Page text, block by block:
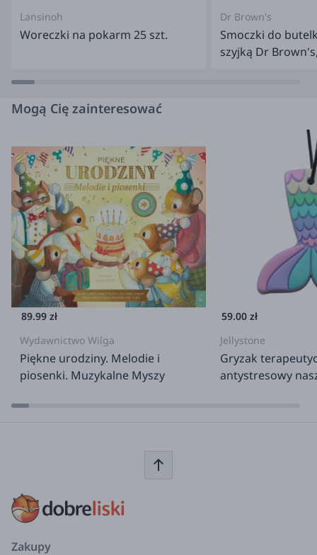
najbardziej innowacyjnych i najskuteczniej ułatwiających
życie rozwiązań. Najmocniejszą stroną firmy są jej twórcy
– eksperci w swoich dziedzinach: projektanci,
na potrzeby rodziców, którzy oczekują produktów wysokiej
Mamy na całym świecie uwielbiają Beaba właśnie za to,
stonowane kolory.
Informacje o producencie/importerze:
Producent: Beaba France "21 Rue du Moulin 01100 Bellignat -
France"contact@beaba.comImporter: Solution Baby Care Sp.
z o.o. ul. Przyczółkowa 141a, 02-962 Warszawa
biuro@solution-bc.pl
Lansinoh
Woreczki na pokarm 25 szt.
Dr Brown's
Smoczki do
szyjką Dr
Mogą Cię zainteresować
89.99 zł
Wydawnictwo Wilga
Piękne urodziny. Melodie i
piosenki. Muzykalne Myszy
59.00 zł
Jellystone
Gryzak
antystresowy
Zakupy